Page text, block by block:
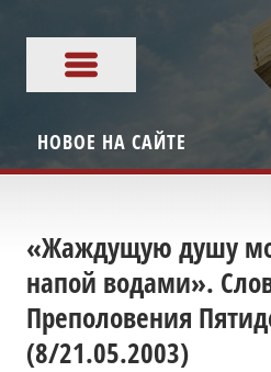
НОВОЕ НА САЙТЕ
«Жаждущую душу
напой водами».
Преполовения
(8/21.05.2003)